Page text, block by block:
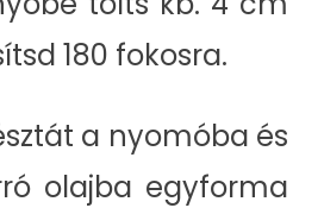
180 fokosra.
a nyomóba és
olajba egyforma